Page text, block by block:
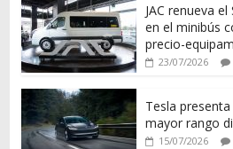
JAC renueva
en el minibús
precio-
23/07/2026
Tesla
mayor rango
15/07/2026